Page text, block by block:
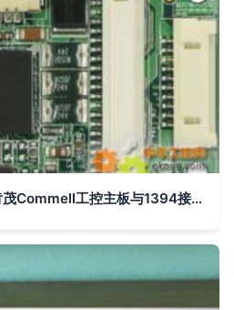
MPX 643扩展卡 台湾肯茂Commell工控主板与1394接口的卓越之选